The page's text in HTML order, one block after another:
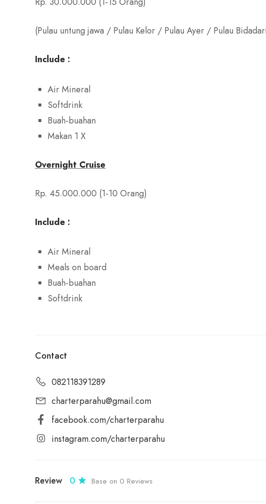
(Pulau untung jawa / Pulau Kelor / Pulau Ayer / Pulau
Include :
Air Mineral
Softdrink
Buah-buahan
Makan 1 X
Overnight Cruise
Rp. 45.000.000 (1-10 Orang)
Include :
Air Mineral
Meals on board
Buah-buahan
Softdrink
Contact
082118391289
charterparahu@gmail.com
facebook.com/charterparahu
instagram.com/charterparahu
Review 0 Base on 0 Reviews